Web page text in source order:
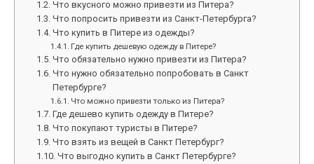
Что вкусного можно привезти из Питера?
Что попросить привезти из Санкт-Петербурга?
Что купить в Питере из одежды?
Где купить дешевую одежду в Питере?
Что обязательно нужно привезти из Питера?
Что нужно обязательно попробовать в Санкт
Петербурге?
Что можно привезти только из Питера?
Где дешево купить одежду в Питере?
Что покупают туристы в Питере?
Что взять из вещей в Санкт Петербург?
Что выгодно купить в Санкт Петербурге?